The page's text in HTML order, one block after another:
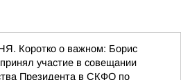
Коротко о важном: Борис
участие в совещании
Президента в СКФО по